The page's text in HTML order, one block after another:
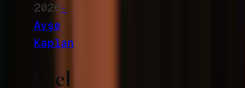
2026 ·
Ayşe
Kaplan
Otel